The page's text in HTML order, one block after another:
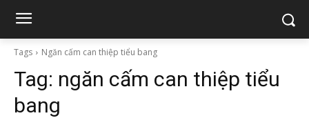
Tags Ngăn cấm can thiệp tiểu bang
Tag: ngăn cấm can thiệp tiểu
bang